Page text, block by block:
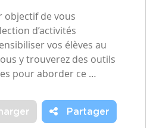
objectif de vous
d’activités
vos élèves au
y trouverez des outils
pour aborder ce …
Partager